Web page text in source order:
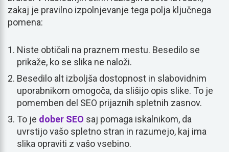
zakaj je pravilno izpolnjevanje tega polja ključnega
pomena:
Niste obtičali na praznem mestu. Besedilo se
prikaže, ko se slika ne naloži.
Besedilo alt izboljša dostopnost in slabovidnim
uporabnikom omogoča, da slišijo opis slike. To je
pomemben del SEO prijaznih spletnih zasnov.
To je dober SEO saj pomaga iskalnikom, da
uvrstijo vašo spletno stran in razumejo, kaj ima
slika opraviti z vašo vsebino.